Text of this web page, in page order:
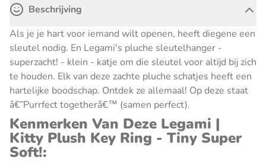
Beschrijving
Als je je hart voor iemand wilt openen, heeft diegene een
sleutel nodig. En Legami's pluche sleutelhanger -
superzacht! - klein - katje om die sleutel voor altijd bij zich
te houden. Elk van deze zachte pluche schatjes heeft een
hartelijke boodschap. Ontdek ze allemaal! Op deze staat
â€˜Purrfect togetherâ€™ (samen perfect).
Kenmerken Van Deze Legami |
Kitty Plush Key Ring - Tiny Super
Soft!: